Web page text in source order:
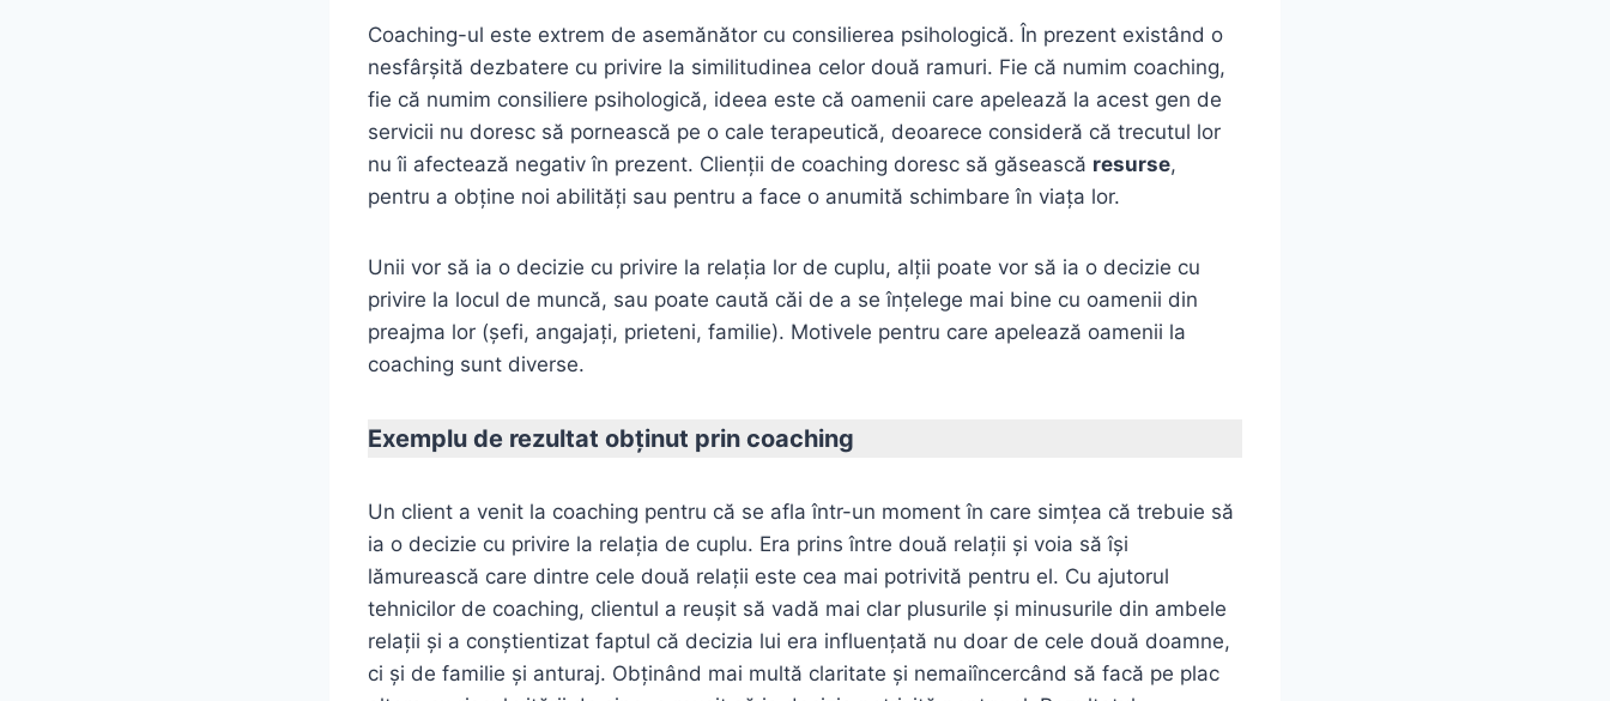
Coaching-ul este extrem de asemănător cu consilierea psihologică. În prezent existând o
nesfârşită dezbatere cu privire la similitudinea celor două ramuri. Fie că numim coaching,
fie că numim consiliere psihologică, ideea este că oamenii care apelează la acest gen de
servicii nu doresc să pornească pe o cale terapeutică, deoarece consideră că trecutul lor
nu îi afectează negativ în prezent. Clienţii de coaching doresc să găsească resurse,
pentru a obţine noi abilităţi sau pentru a face o anumită schimbare în viaţa lor.
Unii vor să ia o decizie cu privire la relaţia lor de cuplu, alţii poate vor să ia o decizie cu
privire la locul de muncă, sau poate caută căi de a se înţelege mai bine cu oamenii din
preajma lor (şefi, angajaţi, prieteni, familie). Motivele pentru care apelează oamenii la
coaching sunt diverse.
Exemplu de rezultat obţinut prin coaching
Un client a venit la coaching pentru că se afla într-un moment în care simţea că trebuie să
ia o decizie cu privire la relaţia de cuplu. Era prins între două relaţii şi voia să îşi
lămurească care dintre cele două relaţii este cea mai potrivită pentru el. Cu ajutorul
tehnicilor de coaching, clientul a reuşit să vadă mai clar plusurile şi minusurile din ambele
relaţii şi a conştientizat faptul că decizia lui era influenţată nu doar de cele două doamne,
ci şi de familie şi anturaj. Obţinând mai multă claritate şi nemaiîncercând să facă pe plac